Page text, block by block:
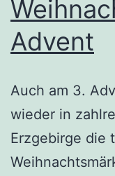
Advent
Auch am 3.
wieder in
Erzgebirge die